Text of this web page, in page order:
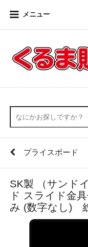
メニュー
プライスボード
SK製 （サンド
ド スライド金
み (数字なし)